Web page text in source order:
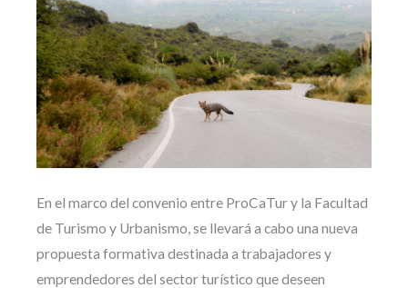
En el marco del convenio entre ProCaTur y la Facultad
de Turismo y Urbanismo, se llevará a cabo una nueva
propuesta formativa destinada a trabajadores y
emprendedores del sector turístico que deseen